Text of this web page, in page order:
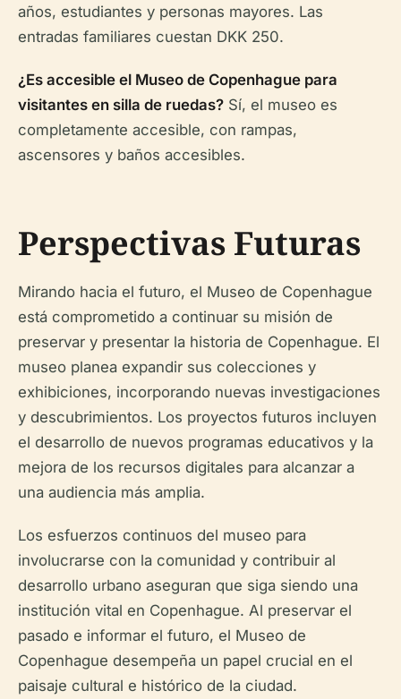
años, estudiantes y personas mayores. Las
entradas familiares cuestan DKK 250.
¿Es accesible el Museo de Copenhague para
visitantes en silla de ruedas? Sí, el museo es
completamente accesible, con rampas,
ascensores y baños accesibles.
Perspectivas Futuras
Mirando hacia el futuro, el Museo de Copenhague
está comprometido a continuar su misión de
preservar y presentar la historia de Copenhague. El
museo planea expandir sus colecciones y
exhibiciones, incorporando nuevas investigaciones
y descubrimientos. Los proyectos futuros incluyen
el desarrollo de nuevos programas educativos y la
mejora de los recursos digitales para alcanzar a
una audiencia más amplia.
Los esfuerzos continuos del museo para
involucrarse con la comunidad y contribuir al
desarrollo urbano aseguran que siga siendo una
institución vital en Copenhague. Al preservar el
pasado e informar el futuro, el Museo de
Copenhague desempeña un papel crucial en el
paisaje cultural e histórico de la ciudad.